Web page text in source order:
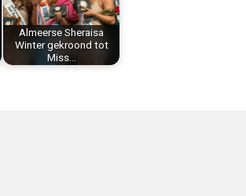
Almeerse Sheraisa
Winter gekroond tot
Miss…